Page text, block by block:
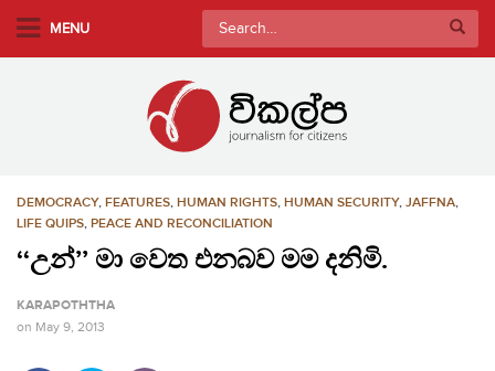
MENU
Search
for:
DEMOCRACY, FEATURES, HUMAN RIGHTS, HUMAN SECURITY, JAFFNA,
LIFE QUIPS, PEACE AND RECONCILIATION
‘‘උන්’’ මා වෙත එනබව මම දනිමි.
KARAPOTHTHA
on May 9, 2013